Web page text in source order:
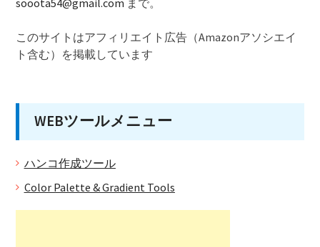
sooota54@gmail.com まで。
このサイトはアフィリエイト広告（Amazonアソシエイ
ト含む）を掲載しています
WEBツールメニュー
ハンコ作成ツール
Color Palette & Gradient Tools